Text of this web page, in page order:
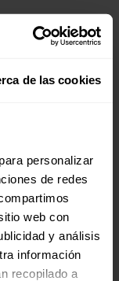
de las cookies
personalizar
de redes
web con
y análisis
información
recopilado a